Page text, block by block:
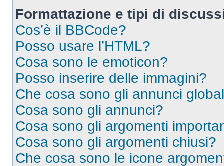
Formattazione e tipi di
Cos’è il BBCode?
Posso usare l’HTML?
Cosa sono le emoticon?
Posso inserire delle immagini?
Che cosa sono gli annunci
Cosa sono gli annunci?
Cosa sono gli argomenti
Cosa sono gli argomenti chiusi?
Che cosa sono le icone